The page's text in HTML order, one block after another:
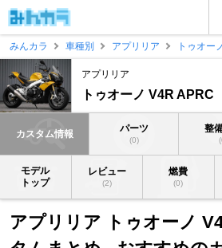
みんカラ
車種別 アプリリア トゥオー
アプリリア
トゥオーノ V4R APRC
カスタム情報 パーツ
(0)
整
モデル
トップ
レビュー
(2)
燃費
(0)
アプリリア トゥオーノ